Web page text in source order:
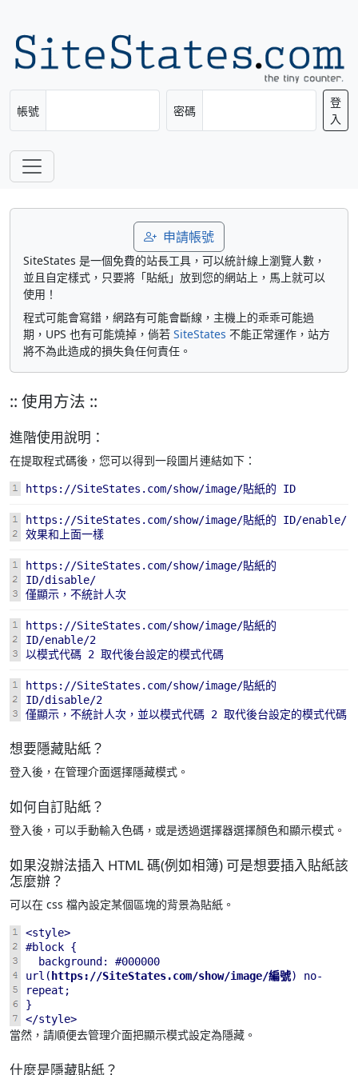
帳號 密碼
登
入
申請帳號
SiteStates 是一個免費的站長工具，可以統計線上瀏覽人數，
並且自定樣式，只要將「貼紙」放到您的網站上，馬上就可以
使用！
程式可能會寫錯，網路有可能會斷線，主機上的乖乖可能過
期，UPS 也有可能燒掉，倘若 SiteStates 不能正常運作，站方
將不為此造成的損失負任何責任。
:: 使用方法 ::
進階使用說明：
在提取程式碼後，您可以得到一段圖片連結如下：
https://SiteStates.com/show/image/貼紙的 ID
https://SiteStates.com/show/image/貼紙的 ID/enable/
效果和上面一樣
https://SiteStates.com/show/image/貼紙的
ID/disable/
僅顯示，不統計人次
https://SiteStates.com/show/image/貼紙的
ID/enable/2
以模式代碼 2 取代後台設定的模式代碼
https://SiteStates.com/show/image/貼紙的
ID/disable/2
僅顯示，不統計人次，並以模式代碼 2 取代後台設定的模式代碼
想要隱藏貼紙？
登入後，在管理介面選擇隱藏模式。
如何自訂貼紙？
登入後，可以手動輸入色碼，或是透過選擇器選擇顏色和顯示模式。
如果沒辦法插入 HTML 碼(例如相簿) 可是想要插入貼紙該
怎麼辦？
可以在 css 檔內設定某個區塊的背景為貼紙。
<style>
#block {
background: #000000
url( https://SiteStates.com/show/image/編號) no-
repeat;
}
</style>
當然，請順便去管理介面把顯示模式設定為隱藏。
什麼是隱藏貼紙？